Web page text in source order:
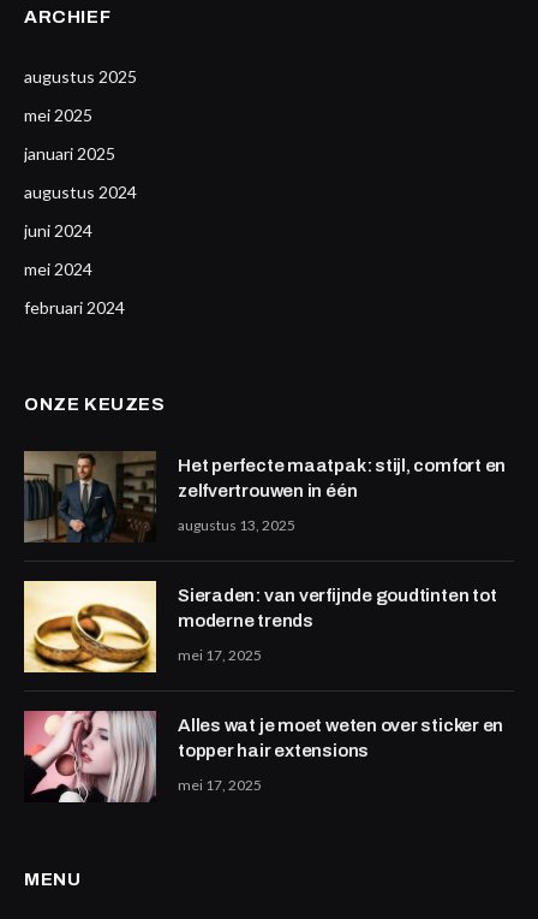
ARCHIEF
augustus 2025
mei 2025
januari 2025
augustus 2024
juni 2024
mei 2024
februari 2024
ONZE KEUZES
Het perfecte maatpak: stijl, comfort en
zelfvertrouwen in één
augustus 13, 2025
Sieraden: van verfijnde goudtinten tot
moderne trends
mei 17, 2025
Alles wat je moet weten over sticker en
topper hair extensions
mei 17, 2025
MENU